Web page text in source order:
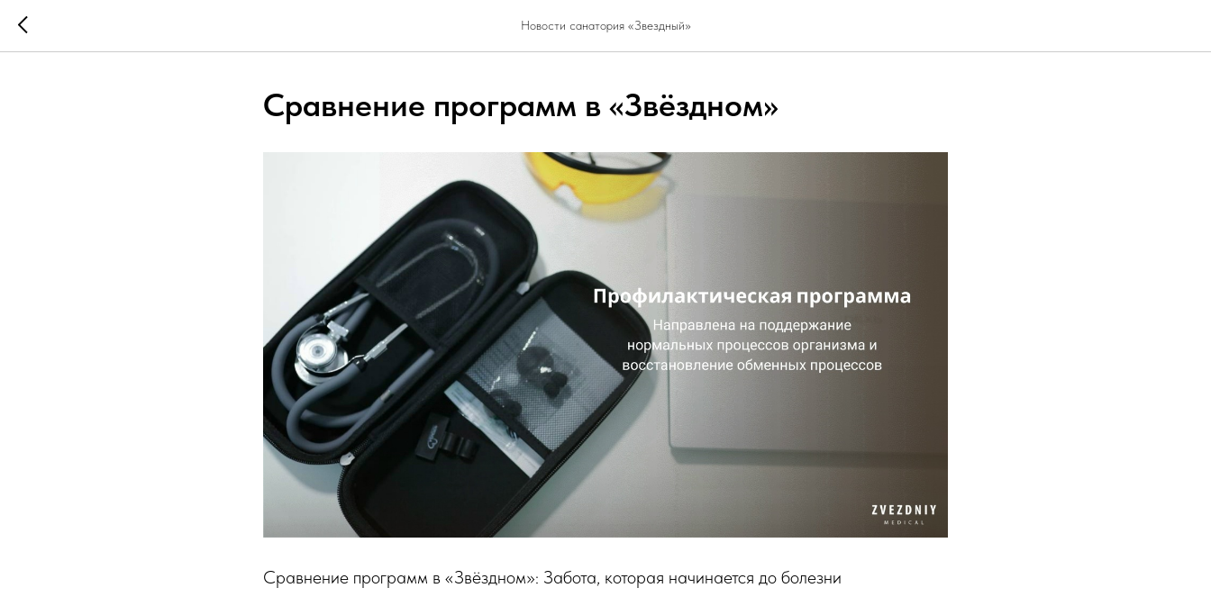
Новости санатория «Звездный»
Сравнение программ в «Звёздном»
Сравнение программ в «Звёздном»: Забота, которая начинается до болезни